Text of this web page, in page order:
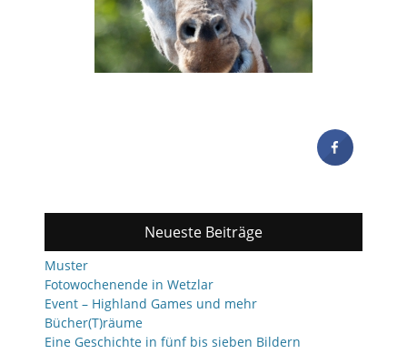
Neueste Beiträge
Muster
Fotowochenende in Wetzlar
Event – Highland Games und mehr
Bücher(T)räume
Eine Geschichte in fünf bis sieben Bildern